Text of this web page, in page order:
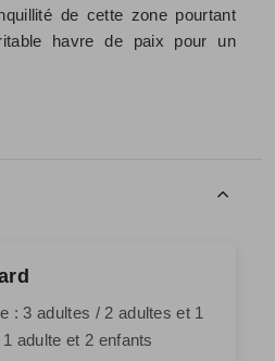
de cette zone pourtant
havre de paix pour un
: 3 adultes / 2 adultes et 1
adulte et 2 enfants